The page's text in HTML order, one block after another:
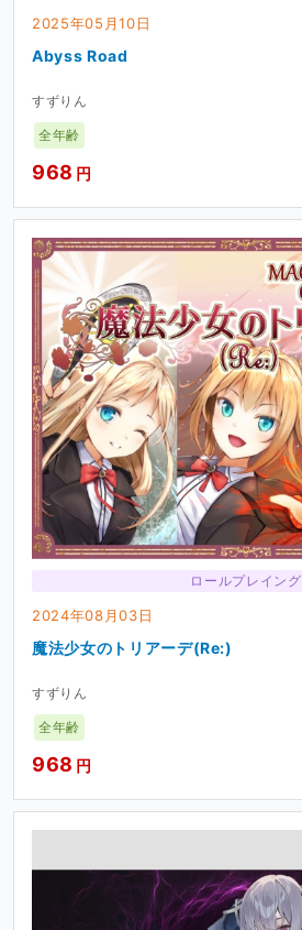
2025年05月10日
Abyss Road
すずりん
全年齢
968 円
ロールプレイング
2024年08月03日
魔法少女のトリアーデ(Re:)
すずりん
全年齢
968 円